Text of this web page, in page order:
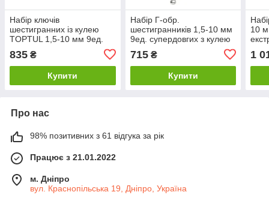
Набір ключів
шестигранних із кулею
TOPTUL 1,5-10 мм 9ед.
835 ₴
Купити
Набір Г-обр.
шестигранників 1,5-10 мм
9ед. супердовгих з кулею
GSN-09EB
715₴
Купити
10
1
Про нас
98% позитивних з 61 відгука за рік
Працює з 21.01.2022
м. Дніпро
вул. Краснопільська 19, Дніпро, Україна